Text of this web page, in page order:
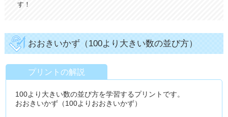
す！
おおきいかず（100より大きい数の並び方）
プリントの解説
100より大きい数の並び方を学習するプリントです。
おおきいかず（100よりおおきいかず）